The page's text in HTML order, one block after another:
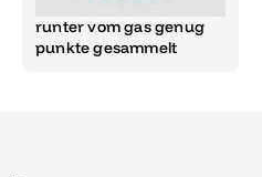
runter vom gas genug
punkte gesammelt